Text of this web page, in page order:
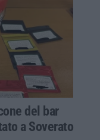
del bar
a Soverato